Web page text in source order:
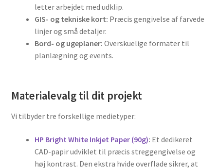
letter arbejdet med udklip.
GIS- og tekniske kort: Præcis gengivelse af farvede
linjer og små detaljer.
Bord- og ugeplaner: Overskuelige formater til
planlægning og events.
Materialevalg til dit projekt
Vi tilbyder tre forskellige medietyper:
HP Bright White Inkjet Paper (90g): Et dedikeret
CAD-papir udviklet til præcis streggengivelse og
høj kontrast. Den ekstra hvide overflade sikrer, at